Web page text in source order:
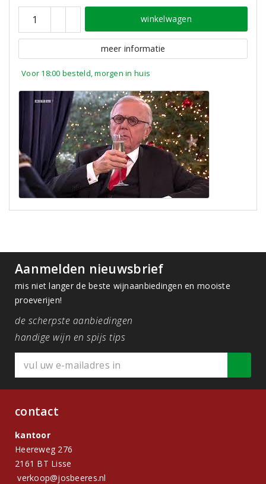
winkelwagen
meer informatie
Voor 18:00 besteld, morgen in huis
Aanmelden nieuwsbrief
mis niet langer de beste wijnaanbiedingen en mooiste
proeverijen!
de scherpste aanbiedingen
handige wijn en spijs tips
contact
kantoor
Heereweg 276
2161 BT Lisse
verkoop@josbeeres.nl